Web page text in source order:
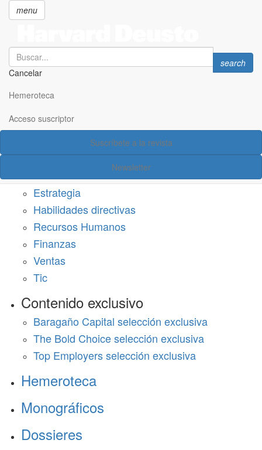
principal
menu
Search
Cancelar
Search
search
Hemeroteca
Acceso suscriptor
Suscríbete a la revista
Newsletter
Acceso suscriptor
Estrategia
Habilidades directivas
Recursos Humanos
Finanzas
Ventas
Tic
Contenido exclusivo
Baragaño Capital selección exclusiva
The Bold Choice selección exclusiva
Top Employers selección exclusiva
Hemeroteca
Monográficos
Dossieres